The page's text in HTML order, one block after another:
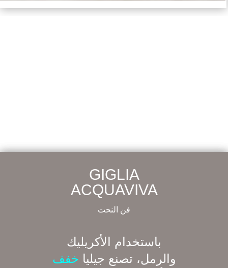
GIGLIA
ACQUAVIVA
فن النحت
باستخدام الأكريليك
والرمل، تصنع جيليا خفف